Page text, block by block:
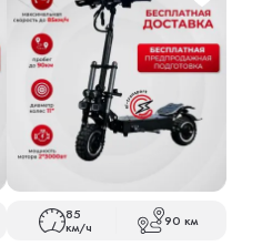
85
км/ч 90 км